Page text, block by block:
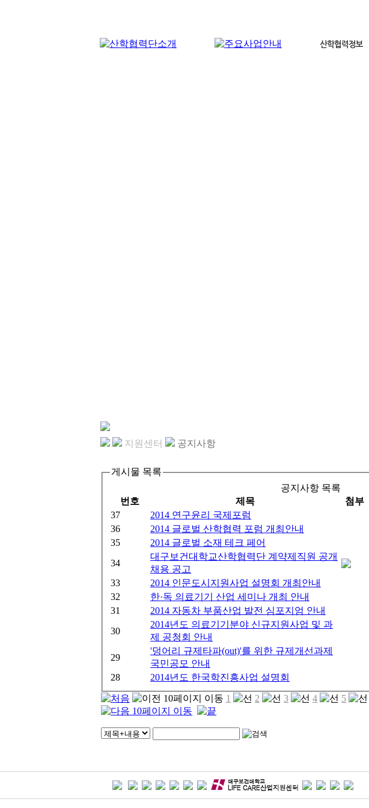
지원센터 공지사항
게시물 목록
공지사항 목록
번호
제목 첨부
37
2014 연구윤리 국제포럼
36
2014 글로벌 산학협력 포럼 개최안내
35
2014 글로벌 소재 테크 페어
34
대구보건대학교산학협력단 계약제직원 공개
채용 공고
33
2014 인문도시지원사업 설명회 개최안내
32
한·독 의료기기 산업 세미나 개최 안내
31
2014 자동차 부품산업 발전 심포지엄 안내
30
2014년도 의료기기분야 신규지원사업 및 과
제 공청회 안내
29
'덩어리 규제타파(out)'를 위한 규제개선과제
국민공모 안내
28
2014년도 한국학진흥사업 설명회
1 2 3 4 5